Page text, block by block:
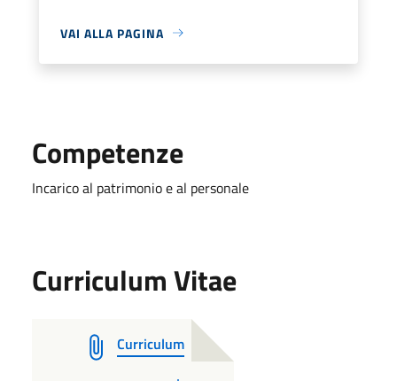
VAI ALLA PAGINA
Competenze
Incarico al patrimonio e al personale
Curriculum Vitae
Curriculum